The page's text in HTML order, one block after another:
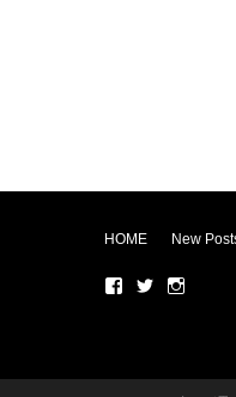
HOME New
eb
tte
ag